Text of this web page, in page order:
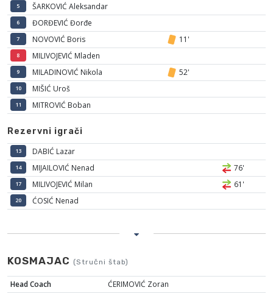
5 ŠARKOVIĆ Aleksandar
6 ĐORĐEVIĆ Đorđe
7 NOVOVIĆ Boris 11'
8 MILIVOJEVIĆ Mladen
9 MILADINOVIĆ Nikola 52'
10 MIŠIĆ Uroš
11 MITROVIĆ Boban
Rezervni igrači
13 DABIĆ Lazar
14 MIJAILOVIĆ Nenad 76'
17 MILIVOJEVIĆ Milan 61'
20 ĆOSIĆ Nenad
KOSMAJAC (Stručni štab)
Head Coach ĆERIMOVIĆ Zoran